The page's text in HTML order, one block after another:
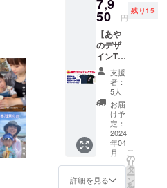
7,9
50 円
残り15
【あや
のデザ
インT
シャツ
第２
弾】 ◎
ありが
たい事
にあや
のデザ
インT
シャツ
がすべ
て無く
支援
者：
5人
お届
け予
定：
2024
年04
月
詳細を見る
こ
の
リ
タ
ー
ン
を